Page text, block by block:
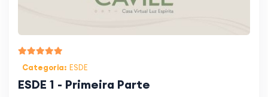
Categoria: ESDE
ESDE 1 - Primeira Parte